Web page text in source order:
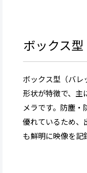
ボックス型
ボックス型（バレ
形状が特徴で、主
メラです。防塵・
優れているため、
も鮮明に映像を記